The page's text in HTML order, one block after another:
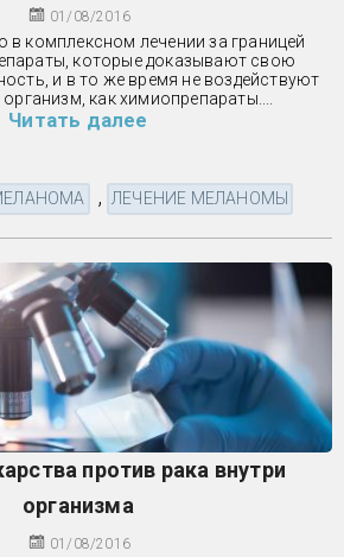
01/08/2016
в комплексном лечении за границей
которые доказывают свою
и в то же время не воздействуют
как химиопрепараты....
Читать далее
, ЛЕЧЕНИЕ МЕЛАНОМЫ
против рака внутри
организма
01/08/2016